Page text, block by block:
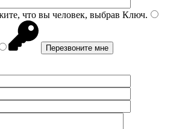
что вы человек, выбрав Ключ.